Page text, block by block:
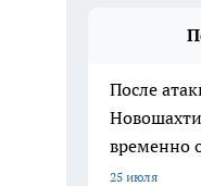
После
временно
25 июля